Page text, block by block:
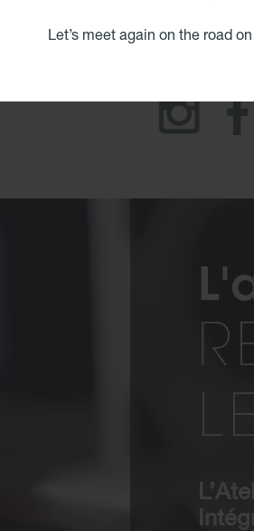
Let’s meet again on the road